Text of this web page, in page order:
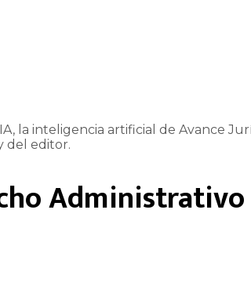
la inteligencia artificial de Avance
del editor.
Administrativo